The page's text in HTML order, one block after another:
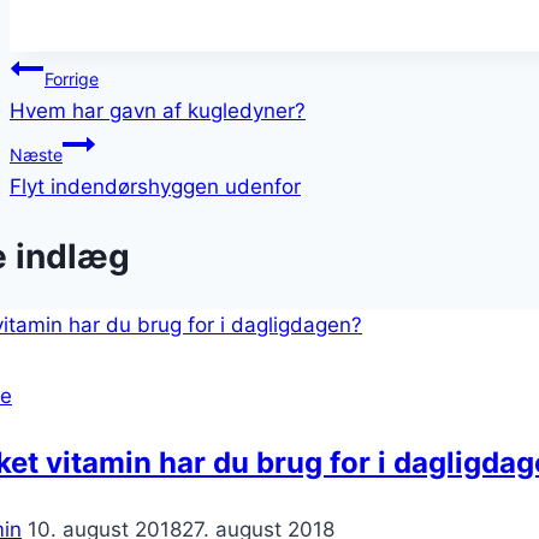
Indlægsnavigation
Forrige
Hvem har gavn af kugledyner?
Næste
Flyt indendørshyggen udenfor
indlæg
vitamin har du brug for i
10. august 201827. august 2018